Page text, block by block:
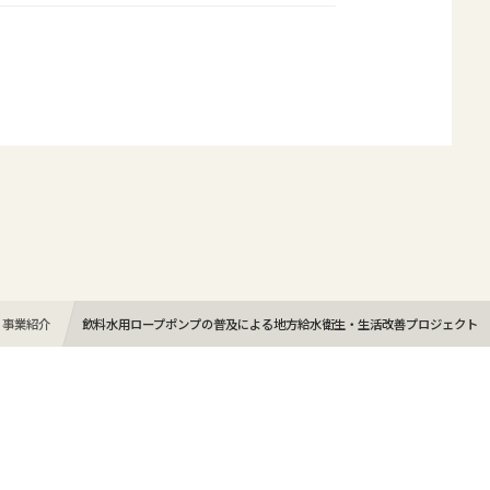
事業紹介 飲料水用ロープポンプの普及による地方給水衛生・生活改善プロジェクト